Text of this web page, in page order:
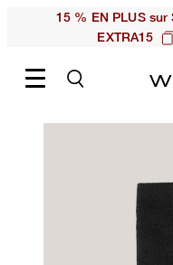
15 % EN PLUS
EXTRA15